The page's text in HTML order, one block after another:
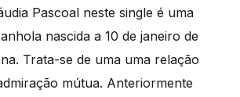
Pascoal neste single é uma
nascida a 10 de janeiro de
Trata-se de uma uma relação
mútua. Anteriormente